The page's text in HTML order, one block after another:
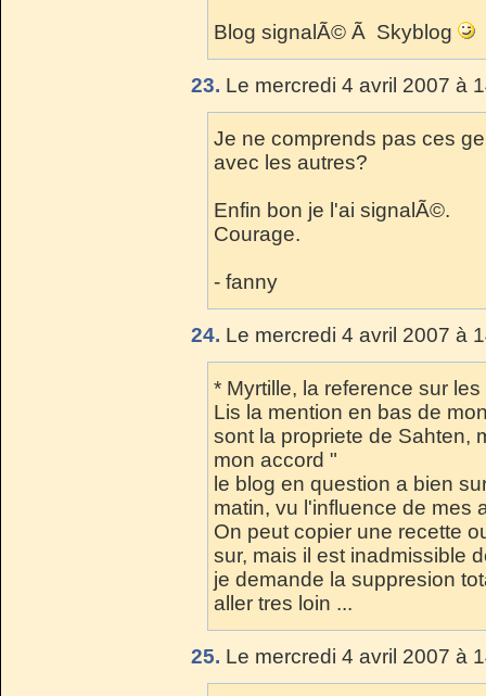
Blog signalÃ© Ã Skyblog
23. Le mercredi 4 avril 2007 à
Je ne comprends pas ces
avec les autres?
Enfin bon je l'ai signalÃ©.
Courage.
- fanny
24. Le mercredi 4 avril 2007 à
* Myrtille, la reference sur
Lis la mention en bas de
sont la propriete de Sahten,
mon accord "
le blog en question a bien
matin, vu l'influence de mes
On peut copier une recette
sur, mais il est inadmissible
je demande la suppresion
aller tres loin ...
25. Le mercredi 4 avril 2007 à